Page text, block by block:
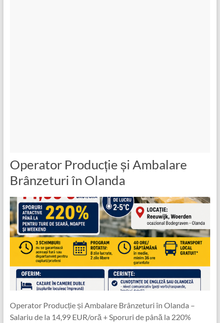
Operator Producție și Ambalare
Brânzeturi în Olanda
Operator Producție și Ambalare Brânzeturi în Olanda –
Salariu de la 14,99 EUR/oră + Sporuri de până la 220%